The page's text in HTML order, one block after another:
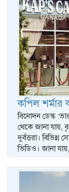
কপিল শর্মার
বিনোদন ডেস্ক
থেকে জানা যায়,
দুর্বত্তরা।
ভিডিও। জানা